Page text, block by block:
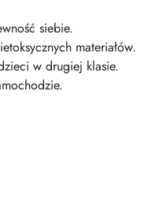
siebie.
materiałów.
w drugiej klasie.